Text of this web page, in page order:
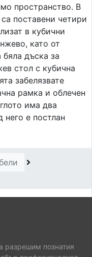
пространство. В
поставени четири
в кубични
като от
дъска за
стол с кубична
забелязвате
рамка и облечен
има два
е постлан
разрешим познатия